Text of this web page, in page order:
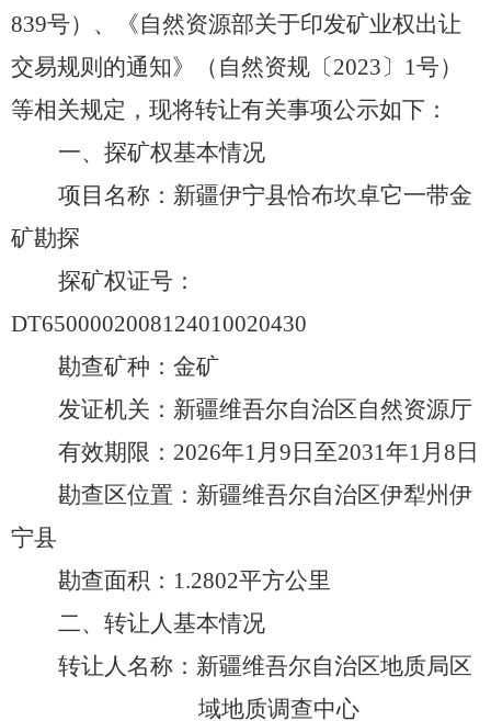
839号）、《自然资源部关于印发矿业权出让
交易规则的通知》
（自然资规〔2023〕1号）
等相关规定，现将转让有关事项公示如下：
一、探矿权基本情况
项目名称：新疆伊宁县恰布坎卓它一带金
矿勘探
探矿权证号：
DT6500002008124010020430
勘查矿种： 金矿
发证机关：新疆维吾尔自治区自然资源厅
有效期限： 2026年1月 9 日至2031年1月 8 日
勘查区位置：新疆维吾尔自治区伊犁州伊
宁县
勘查面积 ： 1.2802平方公里
二、转让人基本情况
转让人名称：新疆维吾尔自治区地质局区
域地质调查中心